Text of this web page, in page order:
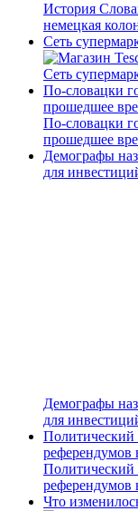
История
немецкая
Сеть
Сеть
По-словацки
прошедшее
По-словацки
прошедшее
Демографы
для
Демографы
для
Политический
референдумов
Политический
референдумов
Что